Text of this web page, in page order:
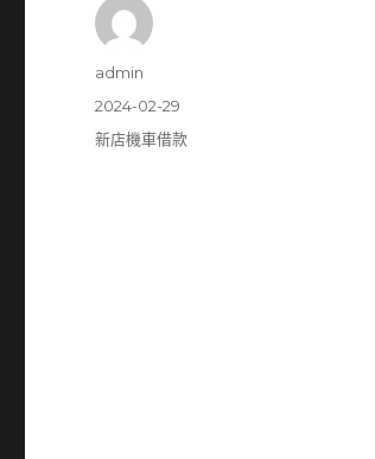
作
admin
發
佈
2024-02-29
分
新店機車借款